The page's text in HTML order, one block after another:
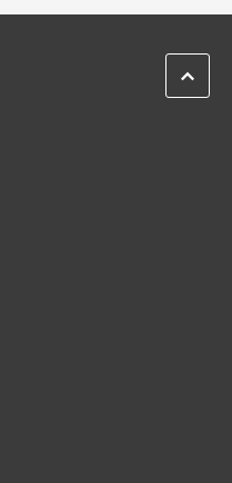
ZPĚT